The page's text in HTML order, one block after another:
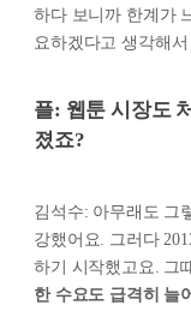
하다 보니까 한계가
요하겠다고 생각해
플: 웹툰 시장도
졌죠?
김석수: 아무래도 그
강했어요. 그러다
하기 시작했고요. 그
한 수요도 급격히 늘